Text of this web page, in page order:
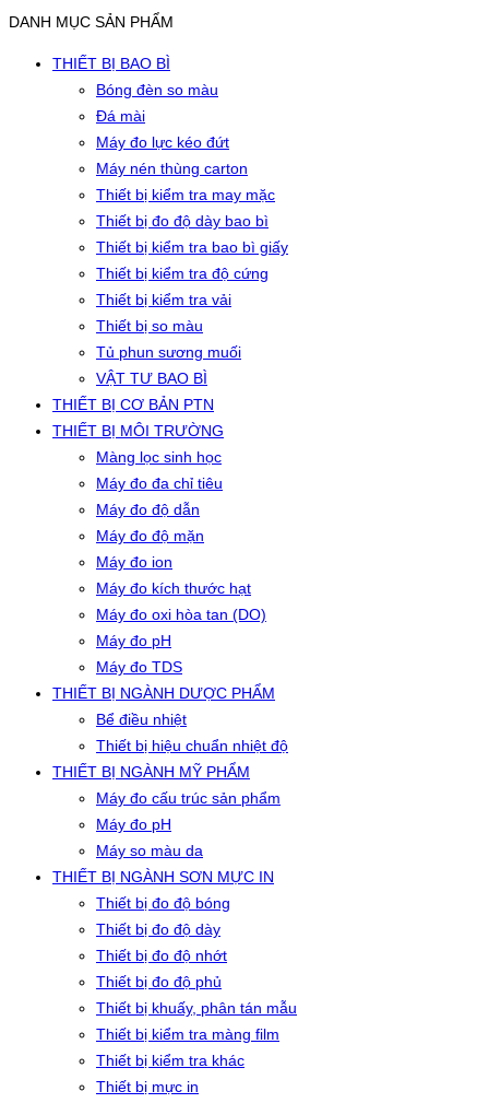
DANH MỤC SẢN PHẨM
THIẾT BỊ BAO BÌ
Bóng đèn so màu
Đá mài
Máy đo lực kéo đứt
Máy nén thùng carton
Thiết bị kiểm tra may mặc
Thiết bị đo độ dày bao bì
Thiết bị kiểm tra bao bì giấy
Thiết bị kiểm tra độ cứng
Thiết bị kiểm tra vải
Thiết bị so màu
Tủ phun sương muối
VẬT TƯ BAO BÌ
THIẾT BỊ CƠ BẢN PTN
THIẾT BỊ MÔI TRƯỜNG
Màng lọc sinh học
Máy đo đa chỉ tiêu
Máy đo độ dẫn
Máy đo độ mặn
Máy đo ion
Máy đo kích thước hạt
Máy đo oxi hòa tan (DO)
Máy đo pH
Máy đo TDS
THIẾT BỊ NGÀNH DƯỢC PHẨM
Bể điều nhiệt
Thiết bị hiệu chuẩn nhiệt độ
THIẾT BỊ NGÀNH MỸ PHẨM
Máy đo cấu trúc sản phẩm
Máy đo pH
Máy so màu da
THIẾT BỊ NGÀNH SƠN MỰC IN
Thiết bị đo độ bóng
Thiết bị đo độ dày
Thiết bị đo độ nhớt
Thiết bị đo độ phủ
Thiết bị khuấy, phân tán mẫu
Thiết bị kiểm tra màng film
Thiết bị kiểm tra khác
Thiết bị mực in